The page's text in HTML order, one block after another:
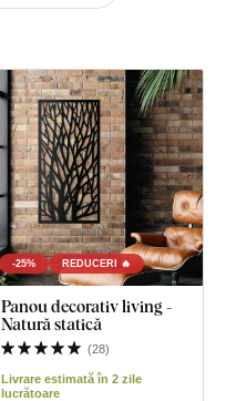
-25% REDUCERI 🔥
Panou decorativ living -
Natură statică
(28)
Livrare estimată în 2 zile
lucrătoare